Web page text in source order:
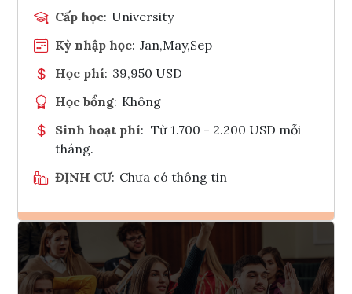
Cấp học: University
Kỳ nhập học: Jan,May,Sep
Học phí: 39,950 USD
Học bổng: Không
Sinh hoạt phí: Từ 1.700 - 2.200 USD mỗi
tháng.
ĐỊNH CƯ: Chưa có thông tin
Ghi danh
Tham vấn Interlink